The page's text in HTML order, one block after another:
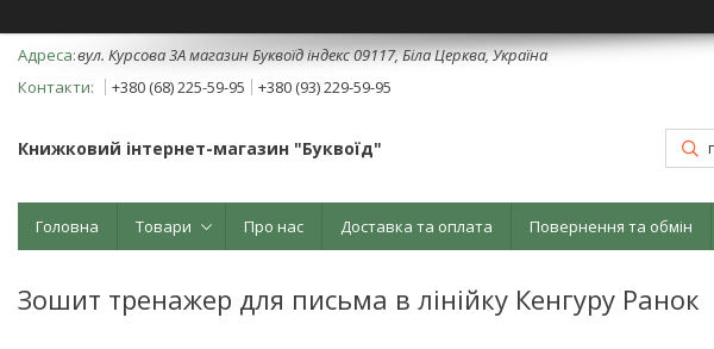
вул. Курсова 3А магазин Буквоїд індекс 09117, Біла Церква, Україна
+380 (68) 225-59-95
+380 (93) 229-59-95
Книжковий інтернет-магазин "Буквоїд"
Головна Товари Про нас Доставка та оплата Повернення та обмін
Зошит тренажер для письма в лінійку Кенгуру Ранок